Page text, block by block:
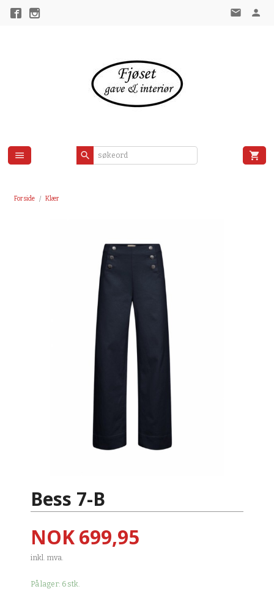
Forside Klær
Bess 7-B
Pris
NOK699,95
inkl. mva.
På lager: 6 stk.